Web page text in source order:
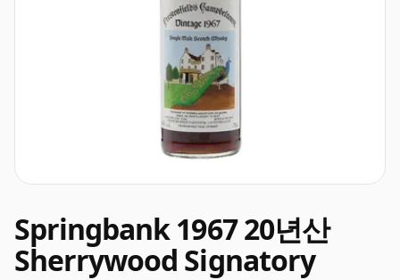
Springbank 1967 20년산
Sherrywood Signatory